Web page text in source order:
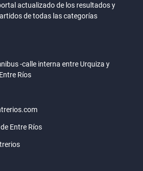
actualizado de los resultados y
de todas las categorías
-calle interna entre Urquiza y
Ríos
Entre Ríos